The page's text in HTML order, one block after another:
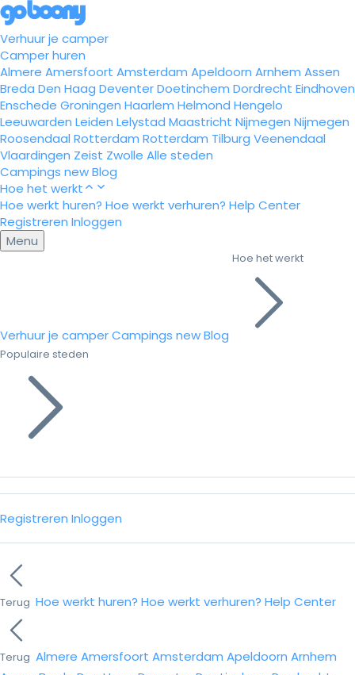
Verhuur je camper
Camper huren
Almere Amersfoort Amsterdam Apeldoorn Arnhem Assen
Breda Den Haag DeventerDoetinchem Dordrecht Eindhoven
Enschede Groningen Haarlem Helmond Hengelo
Leeuwarden Leiden Lelystad Maastricht Nijmegen Nijmegen
Roosendaal Rotterdam Rotterdam Tilburg Veenendaal
Vlaardingen Zeist Zwolle Alle steden
Campings newBlog
Hoe het werkt
Hoe werkt huren? Hoe werkt verhuren? Help Center
Registreren Inloggen
Menu
Verhuur je camperCampings newBlog
Hoe het werkt
Populaire steden
Registreren Inloggen
Terug Hoe werkt huren? Hoe werkt verhuren? Help Center
Terug Almere Amersfoort Amsterdam Apeldoorn Arnhem